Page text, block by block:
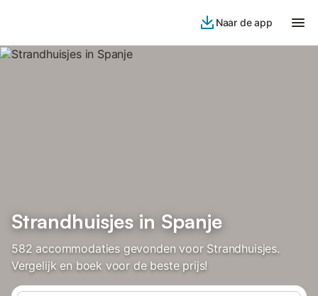
Naar de app
Strandhuisjes in Spanje
582 accommodaties gevonden voor Strandhuisjes.
Vergelijk en boek voor de beste prijs!